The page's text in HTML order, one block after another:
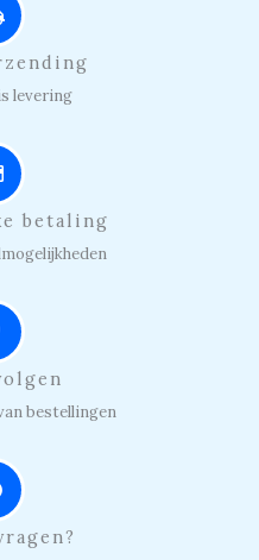
levering
betaling
bestellingen